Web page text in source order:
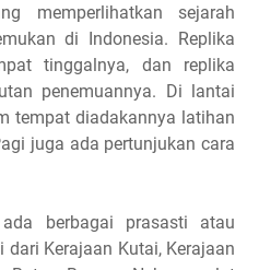
memperlihatkan sejarah
di Indonesia. Replika
tinggalnya, dan replika
penemuannya. Di lantai
tempat diadakannya latihan
juga ada pertunjukan cara
berbagai prasasti atau
dari Kerajaan Kutai, Kerajaan